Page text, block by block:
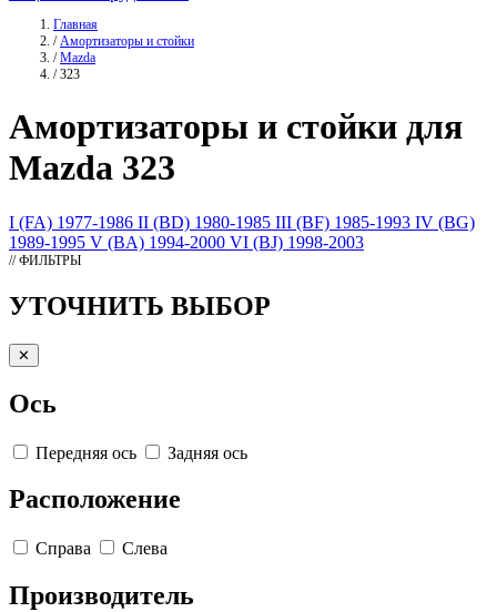
Главная
/ Амортизаторы и стойки
/ Mazda
/ 323
Амортизаторы и стойки для
Mazda 323
I (FA) 1977-1986 II (BD) 1980-1985 III (BF) 1985-1993 IV (BG)
1989-1995 V (BA) 1994-2000 VI (BJ) 1998-2003
// ФИЛЬТРЫ
УТОЧНИТЬ ВЫБОР
✕
Ось
Передняя ось Задняя ось
Расположение
Справа Слева
Производитель